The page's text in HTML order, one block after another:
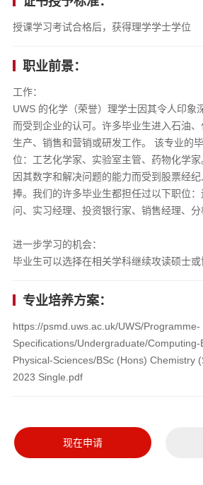
授课学习考试合格后，获得理学学士学位
职业前景：
工作：
UWS 的化学（荣誉）理学士因其令人印象
而受到企业的认可。许多毕业生进入石油
生产、销售和营销或研发工作。 该专业的
位：工艺化学家、实验室主管、药物化学
因其数字和解决问题的能力而受到股票经
捧。我们的许多毕业生都担任过以下职位
问、实习经理、投资银行家、销售经理、分
进一步学习的机会：
毕业生可以选择在相关学科继续攻读硕士或
专业培养方案：
https://psmd.uws.ac.uk/UWS/Programme-
Specifications/Undergraduate/
Physical-Sciences/BSc (Hons) Chemistry
2023 Single.pdf
现在申请